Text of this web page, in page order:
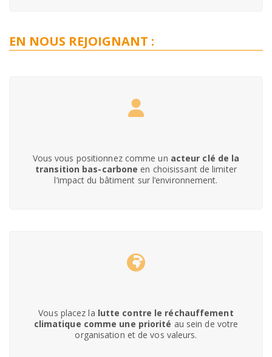
EN NOUS REJOIGNANT :
Vous vous positionnez comme un acteur clé de la
transition bas-carbone en choisissant de limiter
l’impact du bâtiment sur l’environnement.
Vous placez la lutte contre le réchauffement
climatique comme une priorité au sein de votre
organisation et de vos valeurs.